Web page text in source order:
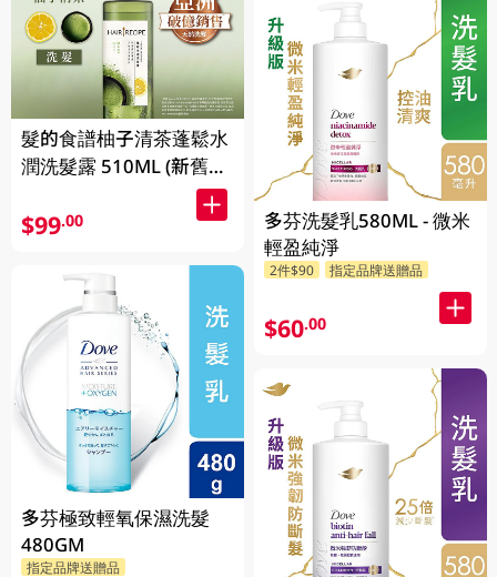
髮的食譜柚子清茶蓬鬆水
潤洗髮露 510ML (新舊包
$99.00
多芬極致輕氧保濕洗髮
480GM
指定品牌送贈品
多芬洗髮乳580ML - 微米
輕盈純淨
2件$90 指定品牌送贈品
$60.00